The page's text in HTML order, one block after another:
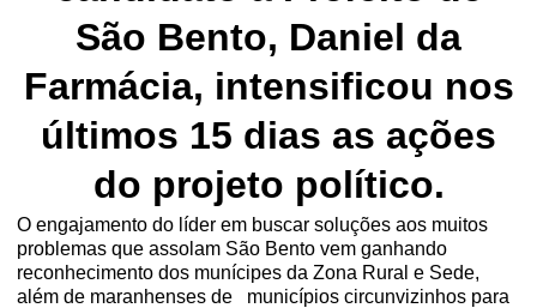
São Bento, Daniel da
Farmácia, intensificou nos
últimos 15 dias as ações
do projeto político.
O engajamento do líder em buscar soluções aos muitos
problemas que assolam São Bento vem ganhando
reconhecimento dos munícipes da Zona Rural e Sede,
além de maranhenses de
municípios circunvizinhos para